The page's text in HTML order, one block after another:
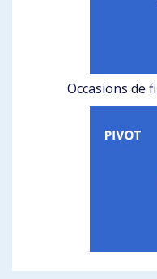
Occasions de